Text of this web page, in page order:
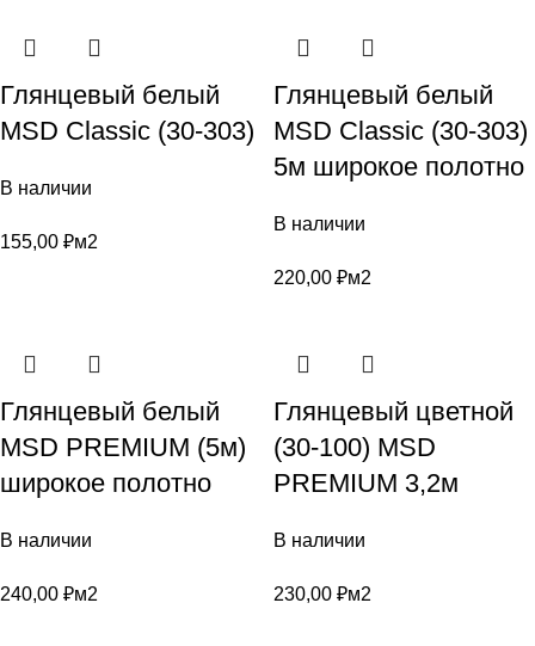
Глянцевый белый
MSD Classic (30-303)
В наличии
155,00 ₽м2
Глянцевый белый
MSD Classic (30-303)
5м широкое полотно
В наличии
220,00 ₽м2
Глянцевый белый
MSD PREMIUM (5м)
широкое полотно
В наличии
240,00 ₽м2
Глянцевый цветной
(30-100) MSD
PREMIUM 3,2м
В наличии
230,00 ₽м2